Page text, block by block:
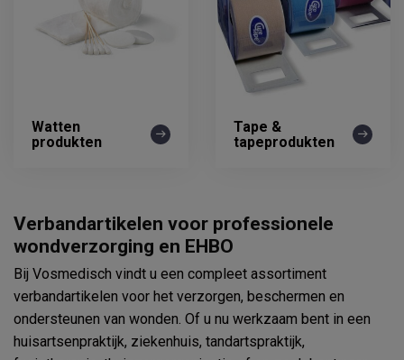
Watten
produkten
Tape &
tapeprodukten
Verbandartikelen voor professionele
wondverzorging en EHBO
Bij Vosmedisch vindt u een compleet assortiment
verbandartikelen voor het verzorgen, beschermen en
ondersteunen van wonden. Of u nu werkzaam bent in een
huisartsenpraktijk, ziekenhuis, tandartspraktijk,